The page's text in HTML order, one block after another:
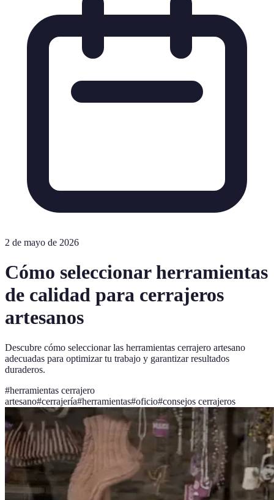
2 de mayo de 2026
Cómo seleccionar herramientas
de calidad para cerrajeros
artesanos
Descubre cómo seleccionar las herramientas cerrajero artesano
adecuadas para optimizar tu trabajo y garantizar resultados
duraderos.
#herramientas cerrajero
artesano#cerrajería#herramientas#oficio#consejos cerrajeros